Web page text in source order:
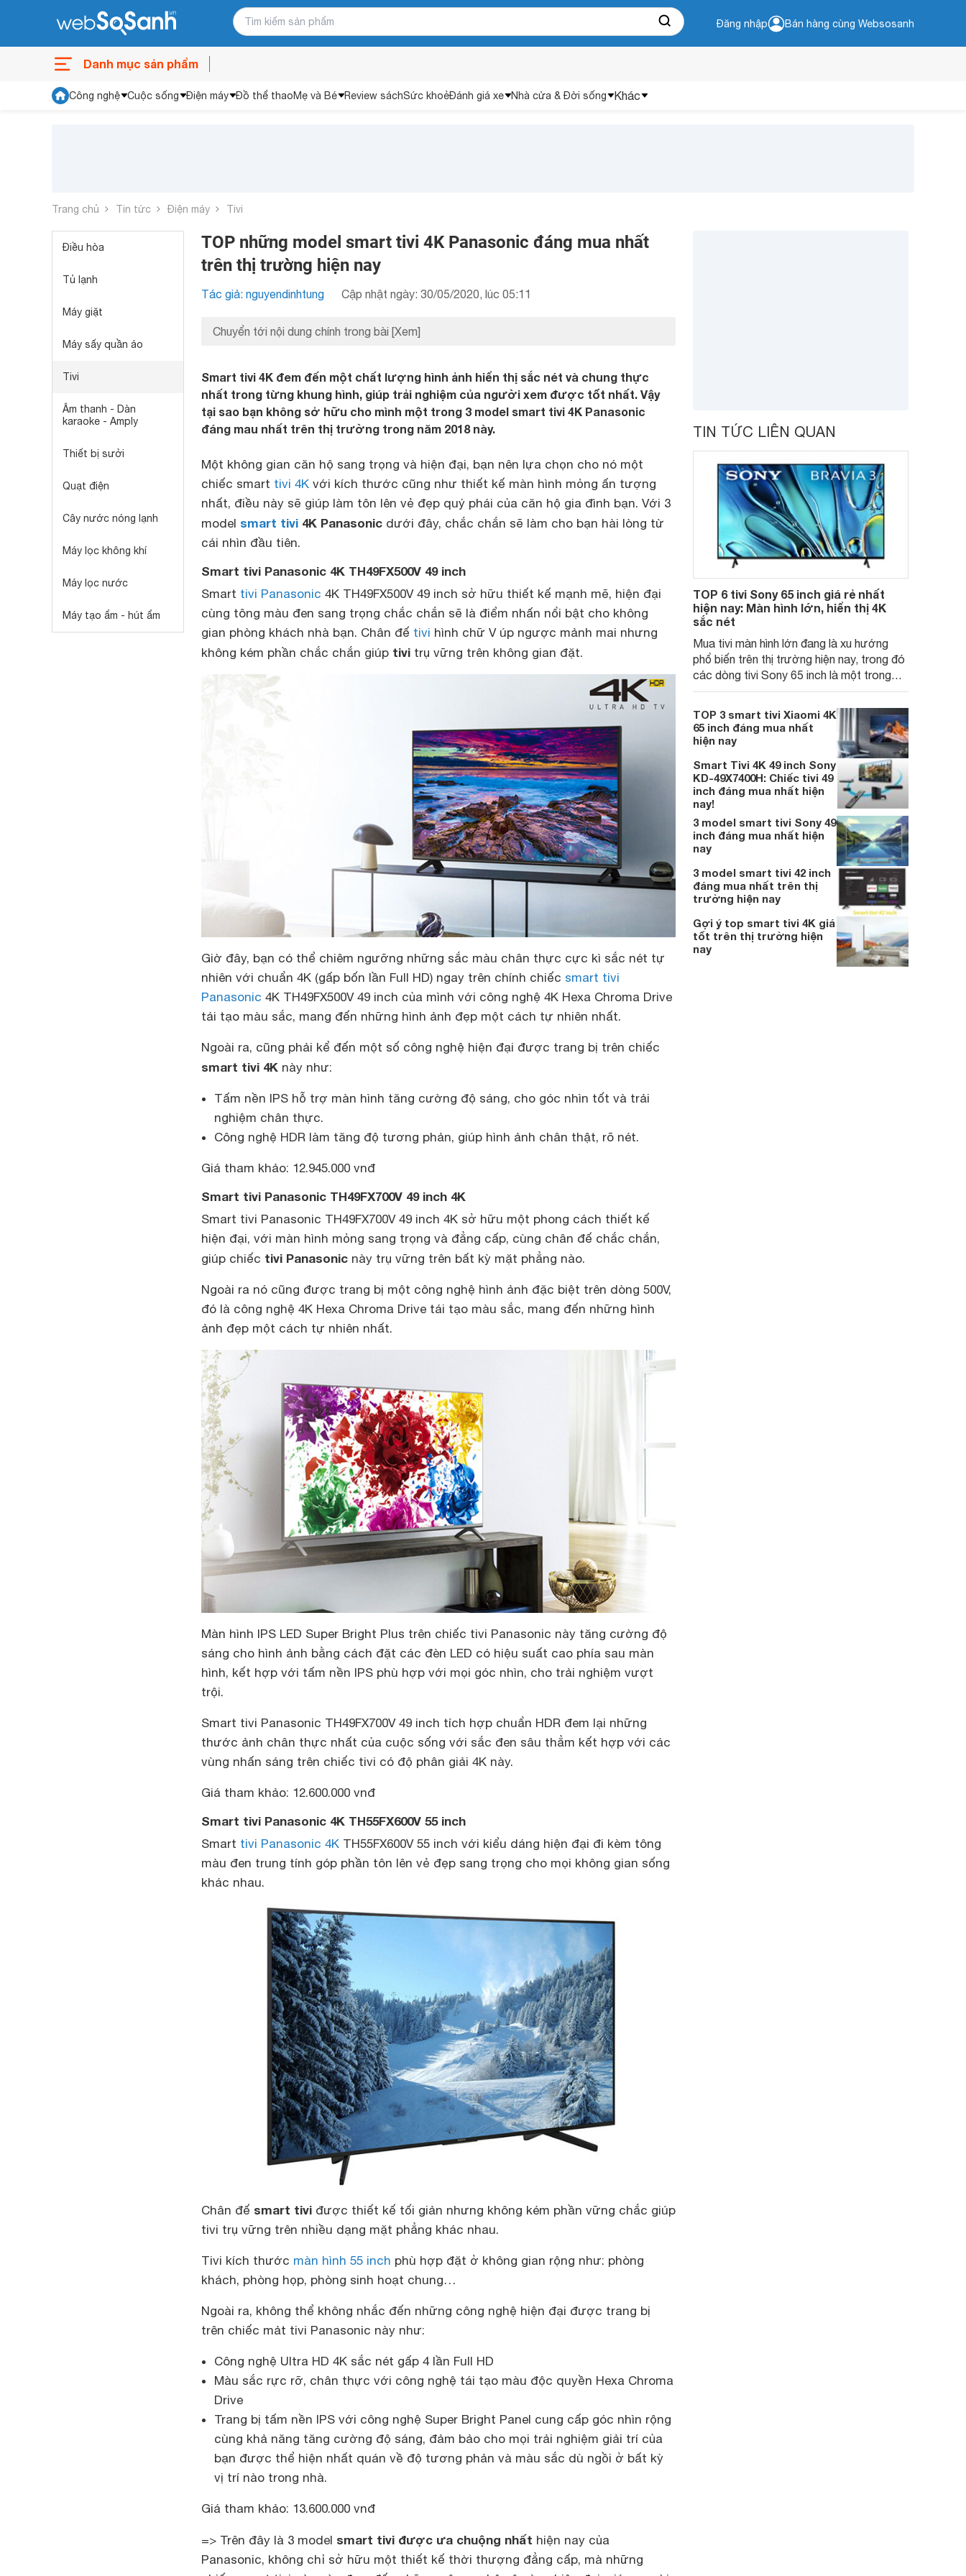
Đăng nhập Bán hàng cùng Websosanh
Danh mục sản phẩm
Công nghệ Cuộc sống Điện máy Đồ thể thaoMẹ và Bé Review sáchSức khoẻĐánh giá xe Nhà cửa & Đời sống Khác
Trang chủ Tin tức Điện máy Tivi
Điều hòa
Tủ lạnh
Máy giặt
Máy sấy quần áo
Tivi
Âm thanh - Dàn
karaoke - Amply
Thiết bị sưởi
Quạt điện
Cây nước nóng lạnh
Máy lọc không khí
Máy lọc nước
Máy tạo ẩm - hút ẩm
TOP những model smart tivi 4K Panasonic đáng mua nhất
trên thị trường hiện nay
Tác giả: nguyendinhtung Cập nhật ngày: 30/05/2020, lúc 05:11
Chuyển tới nội dung chính trong bài [Xem]
Smart tivi 4K đem đến một chất lượng hình ảnh hiển thị sắc nét và chung thực
nhất trong từng khung hình, giúp trải nghiệm của người xem được tốt nhất. Vậy
tại sao bạn không sở hữu cho mình một trong 3 model smart tivi 4K Panasonic
đáng mau nhất trên thị trường trong năm 2018 này.
Một không gian căn hộ sang trọng và hiện đại, bạn nên lựa chọn cho nó một
chiếc smart tivi 4K với kích thước cũng như thiết kế màn hình mỏng ấn tượng
nhất, điều này sẽ giúp làm tôn lên vẻ đẹp quý phái của căn hộ gia đình bạn. Với 3
model smart tivi 4K Panasonic dưới đây, chắc chắn sẽ làm cho bạn hài lòng từ
cái nhìn đầu tiên.
Smart tivi Panasonic 4K TH49FX500V 49 inch
Smart tivi Panasonic 4K TH49FX500V 49 inch sở hữu thiết kế mạnh mẽ, hiện đại
cùng tông màu đen sang trọng chắc chắn sẽ là điểm nhấn nổi bật cho không
gian phòng khách nhà bạn. Chân đế tivi hình chữ V úp ngược mảnh mai nhưng
không kém phần chắc chắn giúp tivi trụ vững trên không gian đặt.
Giờ đây, bạn có thể chiêm ngưỡng những sắc màu chân thực cực kì sắc nét tự
nhiên với chuẩn 4K (gấp bốn lần Full HD) ngay trên chính chiếc smart tivi
Panasonic 4K TH49FX500V 49 inch của mình với công nghệ 4K Hexa Chroma Drive
tái tạo màu sắc, mang đến những hình ảnh đẹp một cách tự nhiên nhất.
Ngoài ra, cũng phải kể đến một số công nghệ hiện đại được trang bị trên chiếc
smart tivi 4K này như:
Tấm nền IPS hỗ trợ màn hình tăng cường độ sáng, cho góc nhìn tốt và trải
nghiệm chân thực.
Công nghệ HDR làm tăng độ tương phản, giúp hình ảnh chân thật, rõ nét.
Giá tham khảo: 12.945.000 vnđ
Smart tivi Panasonic TH49FX700V 49 inch 4K
Smart tivi Panasonic TH49FX700V 49 inch 4K sở hữu một phong cách thiết kế
hiện đại, với màn hình mỏng sang trọng và đẳng cấp, cùng chân đế chắc chắn,
giúp chiếc tivi Panasonic này trụ vững trên bất kỳ mặt phẳng nào.
Ngoài ra nó cũng được trang bị một công nghệ hình ảnh đặc biệt trên dòng 500V,
đó là công nghệ 4K Hexa Chroma Drive tái tạo màu sắc, mang đến những hình
ảnh đẹp một cách tự nhiên nhất.
Màn hình IPS LED Super Bright Plus trên chiếc tivi Panasonic này tăng cường độ
sáng cho hình ảnh bằng cách đặt các đèn LED có hiệu suất cao phía sau màn
hình, kết hợp với tấm nền IPS phù hợp với mọi góc nhìn, cho trải nghiệm vượt
trội.
Smart tivi Panasonic TH49FX700V 49 inch tích hợp chuẩn HDR đem lại những
thước ảnh chân thực nhất của cuộc sống với sắc đen sâu thẳm kết hợp với các
vùng nhấn sáng trên chiếc tivi có độ phân giải 4K này.
Giá tham khảo: 12.600.000 vnđ
Smart tivi Panasonic 4K TH55FX600V 55 inch
Smart tivi Panasonic 4K TH55FX600V 55 inch với kiểu dáng hiện đại đi kèm tông
màu đen trung tính góp phần tôn lên vẻ đẹp sang trọng cho mọi không gian sống
khác nhau.
Chân đế smart tivi được thiết kế tối giản nhưng không kém phần vững chắc giúp
tivi trụ vững trên nhiều dạng mặt phẳng khác nhau.
Tivi kích thước màn hình 55 inch phù hợp đặt ở không gian rộng như: phòng
khách, phòng họp, phòng sinh hoạt chung…
Ngoài ra, không thể không nhắc đến những công nghệ hiện đại được trang bị
trên chiếc mảt tivi Panasonic này như:
Công nghệ Ultra HD 4K sắc nét gấp 4 lần Full HD
Màu sắc rực rỡ, chân thực với công nghệ tái tạo màu độc quyền Hexa Chroma
Drive
Trang bị tấm nền IPS với công nghệ Super Bright Panel cung cấp góc nhìn rộng
cùng khả năng tăng cường độ sáng, đảm bảo cho mọi trải nghiệm giải trí của
bạn được thể hiện nhất quán về độ tương phản và màu sắc dù ngồi ở bất kỳ
vị trí nào trong nhà.
Giá tham khảo: 13.600.000 vnđ
=> Trên đây là 3 model smart tivi được ưa chuộng nhất hiện nay của
Panasonic, không chỉ sở hữu một thiết kế thời thượng đẳng cấp, mà những
TIN TỨC LIÊN QUAN
TOP 6 tivi Sony 65 inch giá rẻ nhất
hiện nay: Màn hình lớn, hiển thị 4K
sắc nét
Mua tivi màn hình lớn đang là xu hướng
phổ biến trên thị trường hiện nay, trong đó
các dòng tivi Sony 65 inch là một trong
những lựa chọn được nhiều gia đình cân
nhắc. Nếu như khách hàng đang có ý định
mua tivi Sony 65 inch và ưu tiên giá rẻ thì
dưới đây là các gợi ý đáng cân nhắc.
TOP 3 smart tivi Xiaomi 4K
65 inch đáng mua nhất
hiện nay
Smart Tivi 4K 49 inch Sony
KD-49X7400H: Chiếc tivi 49
inch đáng mua nhất hiện
nay!
3 model smart tivi Sony 49
inch đáng mua nhất hiện
nay
3 model smart tivi 42 inch
đáng mua nhất trên thị
trường hiện nay
Gợi ý top smart tivi 4K giá
tốt trên thị trường hiện
nay